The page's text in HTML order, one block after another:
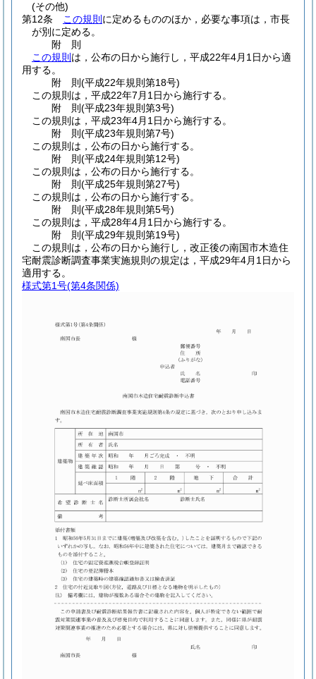
(その他)
第12条
この規則 に定めるもののほか，必要な事項は，市長
が別に定める。
附 則
この規則 は，公布の日から施行し，平成22年4月1日から適
用する。
附 則(平成22年規則第18号)
この規則は，平成22年7月1日から施行する。
附 則(平成23年規則第3号)
この規則は，平成23年4月1日から施行する。
附 則(平成23年規則第7号)
この規則は，公布の日から施行する。
附 則(平成24年規則第12号)
この規則は，公布の日から施行する。
附 則(平成25年規則第27号)
この規則は，公布の日から施行する。
附 則(平成28年規則第5号)
この規則は，平成28年4月1日から施行する。
附 則(平成29年規則第19号)
この規則は，公布の日から施行し，改正後の南国市木造住
宅耐震診断調査事業実施規則の規定は，平成29年4月1日から
適用する。
様式第1号(第4条関係)